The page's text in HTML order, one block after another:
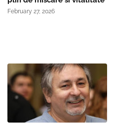
February 27, 2026